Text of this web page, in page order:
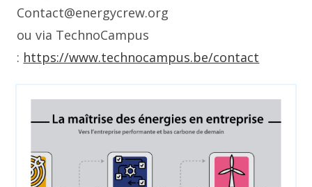
Contact@energycrew.org
ou via TechnoCampus
: https://www.technocampus.be/contact